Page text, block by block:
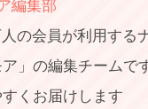
編集部
の会員が利用する
ア」の編集チームで
くお届けします